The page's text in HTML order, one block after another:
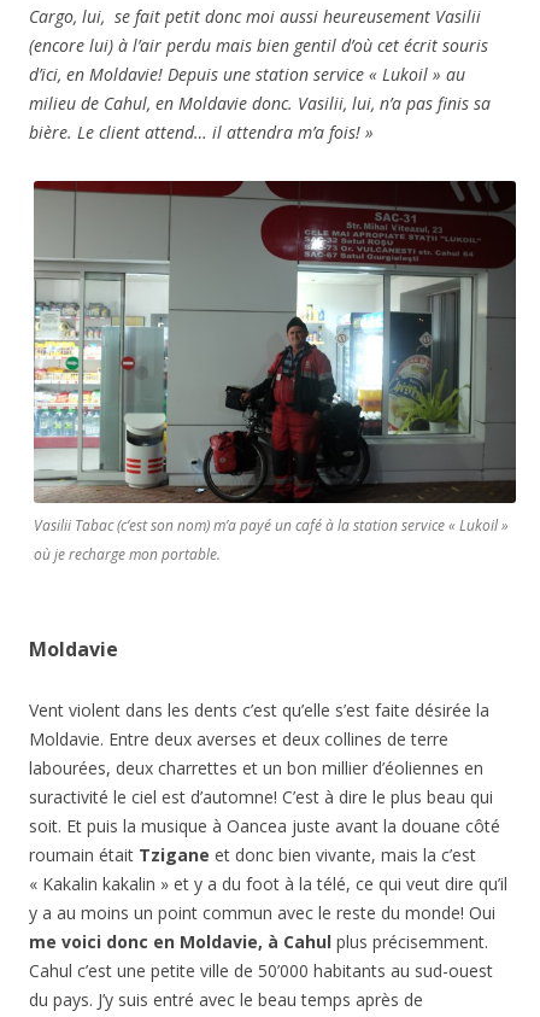
Cargo, lui, se fait petit donc moi aussi heureusement Vasilii
(encore lui) à l’air perdu mais bien gentil d’où cet écrit souris
d’ici, en Moldavie! Depuis une station service « Lukoil » au
milieu de Cahul, en Moldavie donc. Vasilii, lui, n’a pas finis sa
bière. Le client attend… il attendra m’a fois! »
Vasilii Tabac (c’est son nom) m’a payé un café à la station service « Lukoil »
où je recharge mon portable.
Moldavie
Vent violent dans les dents c’est qu’elle s’est faite désirée la
Moldavie. Entre deux averses et deux collines de terre
labourées, deux charrettes et un bon millier d’éoliennes en
suractivité le ciel est d’automne! C’est à dire le plus beau qui
soit. Et puis la musique à Oancea juste avant la douane côté
roumain était Tzigane et donc bien vivante, mais la c’est
« Kakalin kakalin » et y a du foot à la télé, ce qui veut dire qu’il
y a au moins un point commun avec le reste du monde! Oui
me voici donc en Moldavie, à Cahul plus précisemment.
Cahul c’est une petite ville de 50’000 habitants au sud-ouest
du pays. J’y suis entré avec le beau temps après de